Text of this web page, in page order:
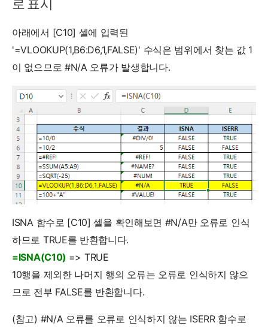
아래에서 [C10] 셀에 입력된
'=VLOOKUP(1,B6:D6,1,FALSE)' 수식은 범위에서 찾는 값 1
이 없으므로 #N/A 오류가 발생합니다.
ISNA 함수로 [C10] 셀을 확인해보면 #N/A만 오류로 인식
하므로 TRUE를 반환합니다.
=ISNA(C10) => TRUE
10행을 제외한 나머지 행의 오류는 오류로 인식하지 않으
므로 전부 FALSE를 반환합니다.
(참고) #N/A 오류를 오류로 인식하지 않는 ISERR 함수로